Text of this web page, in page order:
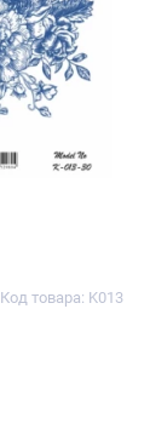
Код товара: K013